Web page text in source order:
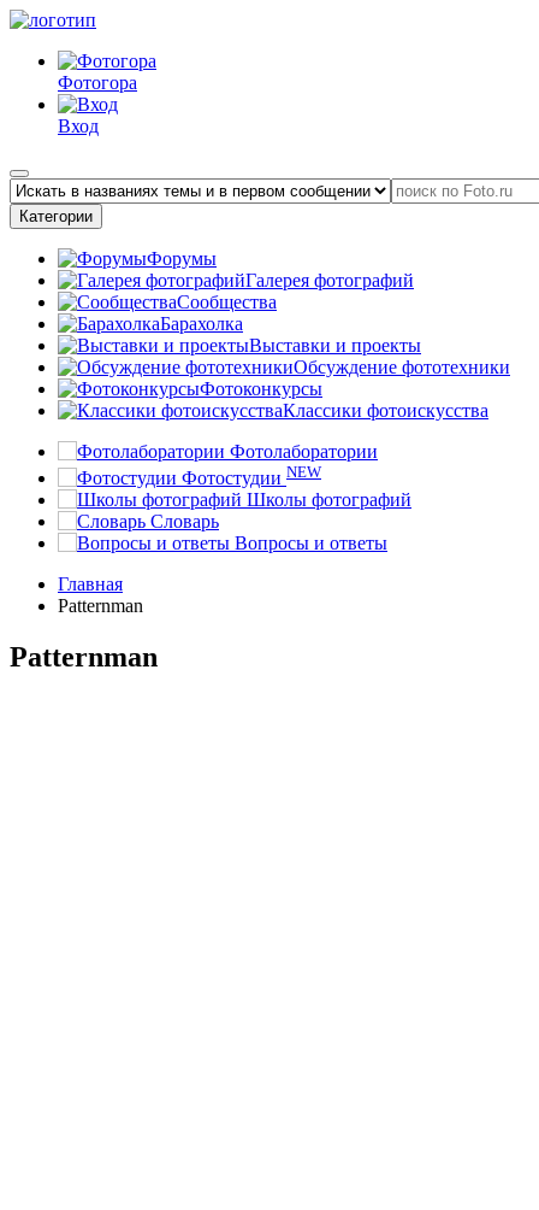
Фотогора
Вход
Категории
Форумы
Галерея фотографий
Сообщества
Барахолка
Выставки и проекты
Обсуждение фототехники
Фотоконкурсы
Классики фотоискусства
Фотолаборатории
Фотостудии NEW
Школы фотографий
Словарь
Вопросы и ответы
Главная
Patternman
Patternman